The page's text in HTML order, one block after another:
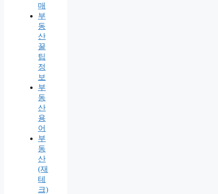
매
부
동
산
꿀
팁
정
보
부
동
산
용
어
부
동
산
(재
테
크)